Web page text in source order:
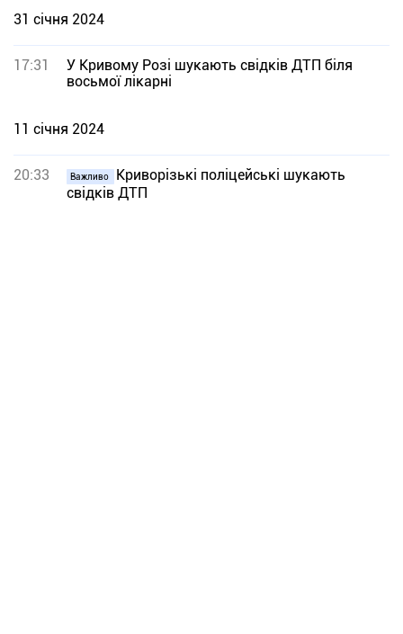
31 січня 2024
17:31
У Кривому Розі шукають свідків ДТП біля
восьмої лікарні
11 січня 2024
20:33 Важливо
Криворізькі поліцейські шукають
свідків ДТП